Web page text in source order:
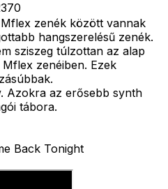
zenék között vannak
hangszerelésű zenék.
sziszeg túlzottan az alap
zenéiben. Ezek
Azokra az erősebb synth
tábora.
Back Tonight